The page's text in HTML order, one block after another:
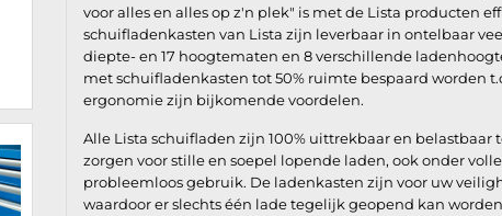
voor alles en alles op z'n plek" is met de Lista producten
schuifladenkasten van Lista zijn leverbaar in ontelbaar
diepte- en 17 hoogtematen en 8 verschillende
met schuifladenkasten tot 50% ruimte bespaard worden
ergonomie zijn bijkomende voordelen.
Alle Lista schuifladen zijn 100% uittrekbaar en belastbaar
zorgen voor stille en soepel lopende laden, ook onder
probleemloos gebruik. De ladenkasten zijn voor uw
waardoor er slechts één lade tegelijk geopend kan